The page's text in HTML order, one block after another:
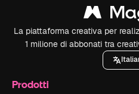
La piattaforma creativa per
1 milione di abbonati tra
Prodotti